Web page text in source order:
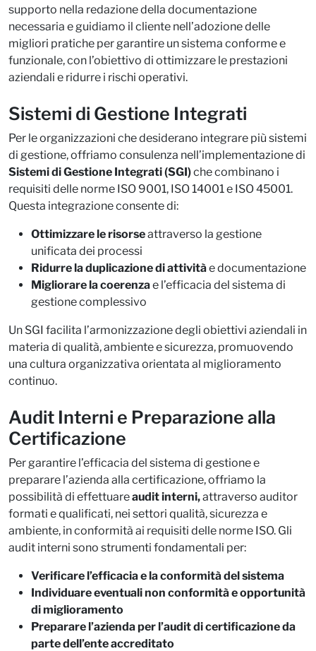
supporto nella redazione della documentazione
necessaria e guidiamo il cliente nell’adozione delle
migliori pratiche per garantire un sistema conforme e
funzionale, con l’obiettivo di ottimizzare le prestazioni
aziendali e ridurre i rischi operativi.​
Sistemi di Gestione Integrati
Per le organizzazioni che desiderano integrare più sistemi
di gestione, offriamo consulenza nell’implementazione di
Sistemi di Gestione Integrati (SGI)che combinano i
requisiti delle norme ISO 9001, ISO 14001 e ISO 45001.
Questa integrazione consente di:​
Ottimizzare le risorseattraverso la gestione
unificata dei processi
Ridurre la duplicazione di attivitàe documentazione
Migliorare la coerenzae l’efficacia del sistema di
gestione complessivo
Un SGI facilita l’armonizzazione degli obiettivi aziendali in
materia di qualità, ambiente e sicurezza, promuovendo
una cultura organizzativa orientata al miglioramento
continuo.​
Audit Interni e Preparazione alla
Certificazione
Per garantire l’efficacia del sistema di gestione e
preparare l’azienda alla certificazione, offriamo la
possibilità di effettuareaudit interni,attraverso auditor
formati e qualificati, nei settori qualità, sicurezza e
ambiente, in conformità ai requisiti delle norme ISO. Gli
audit interni sono strumenti fondamentali per:​
Verificare l’efficacia e la conformità del sistema
Individuare eventuali non conformità e opportunità
di miglioramento
Preparare l’azienda per l’audit di certificazione da
parte dell’ente accreditato